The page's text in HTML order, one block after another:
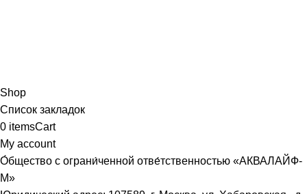
Shop
Список закладок
0 itemsCart
My account
О́бщество с ограни́ченной отве́тственностью «АКВАЛАЙФ-
М»